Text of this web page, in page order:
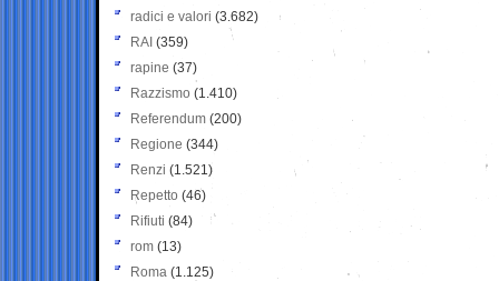
radici e valori (3.682)
RAI (359)
rapine (37)
Razzismo (1.410)
Referendum (200)
Regione (344)
Renzi (1.521)
Repetto (46)
Rifiuti (84)
rom (13)
Roma (1.125)